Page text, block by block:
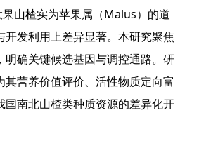
山楂实为苹果属（Malus）的道
发利用上差异显著。本研究聚焦
确关键候选基因与调控通路。研
营养价值评价、活性物质定向富
南北山楂类种质资源的差异化开